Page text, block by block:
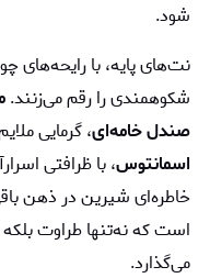
شود.
نت‌های پایه، با رایحه‌های
شکوهمندی را رقم می‌زنند.
صندل خامه‌ای، گرمایی
اسمانتوس، با ظرافتی
خاطره‌ای شیرین در ذهن
است که نه‌تنها طراوت
می‌گذارد.